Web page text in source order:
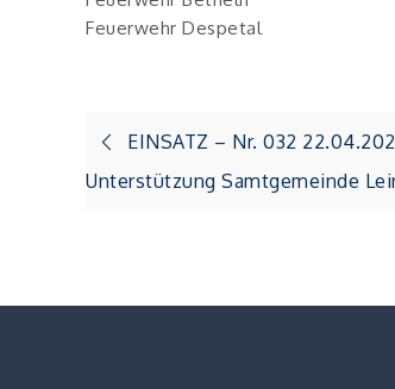
Feuerwehr Despetal
EINSATZ – Nr. 032
Unterstützung Samtgemeinde